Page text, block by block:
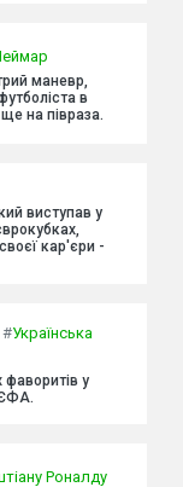
маневр,
в
ще на півраза.
виступав у
кар'єри -
#Українська
у
Роналду